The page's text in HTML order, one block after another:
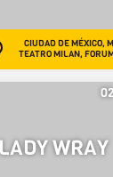
CIUDAD DE MÉXICO,
TEATRO MILAN,
LADY WRAY